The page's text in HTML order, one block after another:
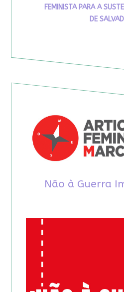
FEMINISTA PARA A
DE
Não à Guerra